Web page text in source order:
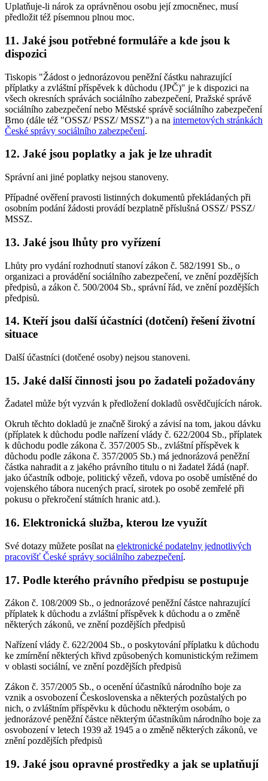
Uplatňuje-li nárok za oprávněnou osobu její zmocněnec, musí
předložit též písemnou plnou moc.
11. Jaké jsou potřebné formuláře a kde jsou k
dispozici
Tiskopis "Žádost o jednorázovou peněžní částku nahrazující
příplatky a zvláštní příspěvek k důchodu (JPČ)" je k dispozici na
všech okresních správách sociálního zabezpečení, Pražské správě
sociálního zabezpečení nebo Městské správě sociálního zabezpečení
Brno (dále též "OSSZ/ PSSZ/ MSSZ") a na internetových stránkách
České správy sociálního zabezpečení.
12. Jaké jsou poplatky a jak je lze uhradit
Správní ani jiné poplatky nejsou stanoveny.
Případné ověření pravosti listinných dokumentů překládaných při
osobním podání žádosti provádí bezplatně příslušná OSSZ/ PSSZ/
MSSZ.
13. Jaké jsou lhůty pro vyřízení
Lhůty pro vydání rozhodnutí stanoví zákon č. 582/1991 Sb., o
organizaci a provádění sociálního zabezpečení, ve znění pozdějších
předpisů, a zákon č. 500/2004 Sb., správní řád, ve znění pozdějších
předpisů.
14. Kteří jsou další účastníci (dotčení) řešení životní
situace
Další účastníci (dotčené osoby) nejsou stanoveni.
15. Jaké další činnosti jsou po žadateli požadovány
Žadatel může být vyzván k předložení dokladů osvědčujících nárok.
Okruh těchto dokladů je značně široký a závisí na tom, jakou dávku
(příplatek k důchodu podle nařízení vlády č. 622/2004 Sb., příplatek
k důchodu podle zákona č. 357/2005 Sb., zvláštní příspěvek k
důchodu podle zákona č. 357/2005 Sb.) má jednorázová peněžní
částka nahradit a z jakého právního titulu o ni žadatel žádá (např.
jako účastník odboje, politický vězeň, vdova po osobě umístěné do
vojenského tábora nucených prací, sirotek po osobě zemřelé při
pokusu o překročení státních hranic atd.).
16. Elektronická služba, kterou lze využít
Své dotazy můžete posílat na elektronické podatelny jednotlivých
pracovišť České správy sociálního zabezpečení.
17. Podle kterého právního předpisu se postupuje
Zákon č. 108/2009 Sb., o jednorázové peněžní částce nahrazující
příplatek k důchodu a zvláštní příspěvek k důchodu a o změně
některých zákonů, ve znění pozdějších předpisů
Nařízení vlády č. 622/2004 Sb., o poskytování příplatku k důchodu
ke zmírnění některých křivd způsobených komunistickým režimem
v oblasti sociální, ve znění pozdějších předpisů
Zákon č. 357/2005 Sb., o ocenění účastníků národního boje za
vznik a osvobození Československa a některých pozůstalých po
nich, o zvláštním příspěvku k důchodu některým osobám, o
jednorázové peněžní částce některým účastníkům národního boje za
osvobození v letech 1939 až 1945 a o změně některých zákonů, ve
znění pozdějších předpisů
19. Jaké jsou opravné prostředky a jak se uplatňují